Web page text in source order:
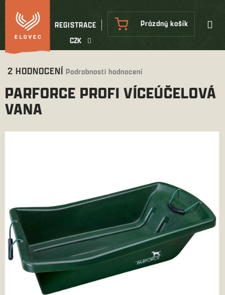
Přejít
na
obsah
CZK
REGISTRACE
NÁKUPNÍ
KOŠÍK
Prázdný košík
Průměrné
produktu
je
5,0
2 HODNOCENÍ Podrobnosti hodnocení
PARFORCE PROFI VÍCEÚČELOVÁ
VANA